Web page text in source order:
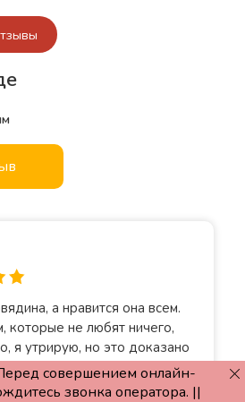
а нравится она всем.
которые не любят ничего,
я утрирую, но это доказано
Поэтому на банкет, не
отварную говядину.
совершением онлайн-
звонка оператора. ||